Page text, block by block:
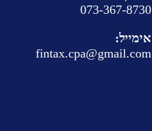
073-367-8730
אימייל:
fintax.cpa@gmail.com